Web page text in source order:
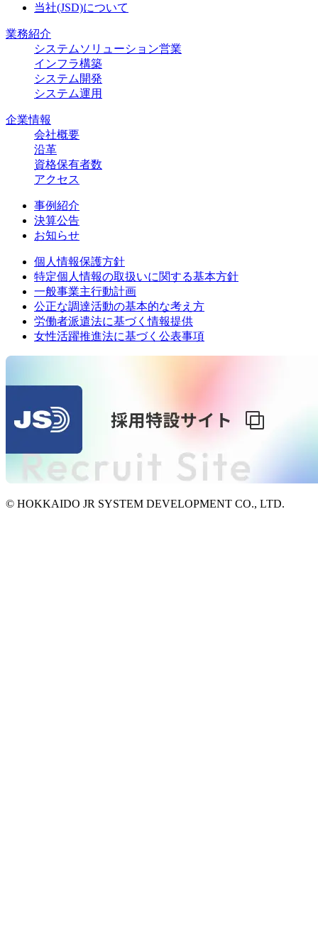
当社(JSD)について
業務紹介
システムソリューション営業
インフラ構築
システム開発
システム運用
企業情報
会社概要
沿革
資格保有者数
アクセス
事例紹介
決算公告
お知らせ
個人情報保護方針
特定個人情報の取扱いに関する基本方針
一般事業主行動計画
公正な調達活動の基本的な考え方
労働者派遣法に基づく情報提供
女性活躍推進法に基づく公表事項
© HOKKAIDO JR SYSTEM DEVELOPMENT CO., LTD.